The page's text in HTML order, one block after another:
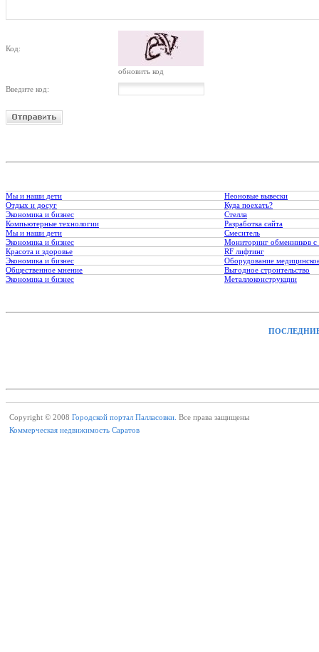
Код:
обновить код
Введите код:
Мы и наши дети
Неоновые вывески
Отдых и досуг
Куда поехать?
Экономика и бизнес
Стелла
Компьютерные технологии
Разработка сайта
Мы и наши дети
Смеситель
Экономика и бизнес
Мониторинг обменников с
Красота и здоровье
RF лифтинг
Экономика и бизнес
Оборудование
Общественное мнение
Выгодное строительство
Экономика и бизнес
Металлоконструкции
Copyright © 2008 Городской портал Палласовки. Все права защищены
Коммерческая недвижимость Саратов